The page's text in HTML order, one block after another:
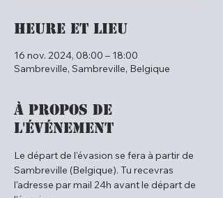
Heure et lieu
16 nov. 2024, 08:00 – 18:00
Sambreville, Sambreville, Belgique
À propos de
l'événement
Le départ de l'évasion se fera à partir de
Sambreville (Belgique). Tu recevras
l'adresse par mail 24h avant le départ de